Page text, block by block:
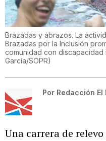
Brazadas y abrazos. La
Brazadas por la Inclusión
comunidad con discapacidad
García/SOPR)
Por Redacción El
Una carrera de